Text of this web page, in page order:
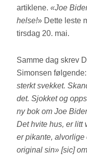
artiklene.«Joe
helse!» Dette leste
tirsdag 20. mai.
Samme dag skrev
Simonsen
sterkt svekket.
det. Sjokket og
ny bok om Joe
Det hvite hus, er litt
er pikante,
original sin» [sic]